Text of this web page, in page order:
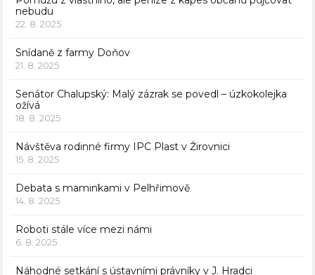
nebudu
22. 8. 2025
Snídaně z farmy Doňov
21. 8. 2025
Senátor Chalupský: Malý zázrak se povedl – úzkokolejka
ožívá
18. 8. 2025
Návštěva rodinné firmy IPC Plast v Žirovnici
15. 8. 2025
Debata s maminkami v Pelhřimově
14. 8. 2025
Roboti stále více mezi námi
6. 8. 2025
Náhodné setkání s ústavními právníky v J. Hradci